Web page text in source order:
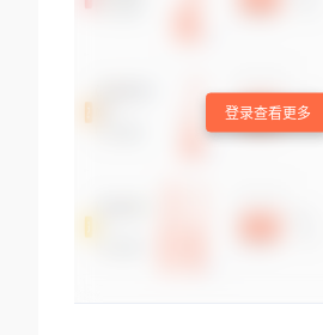
登录查看更多